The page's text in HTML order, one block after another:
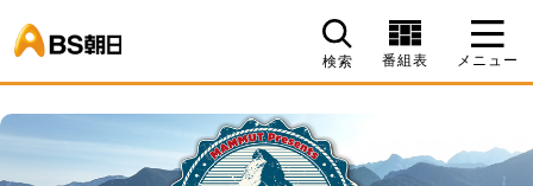
検索 番組表 メニュー